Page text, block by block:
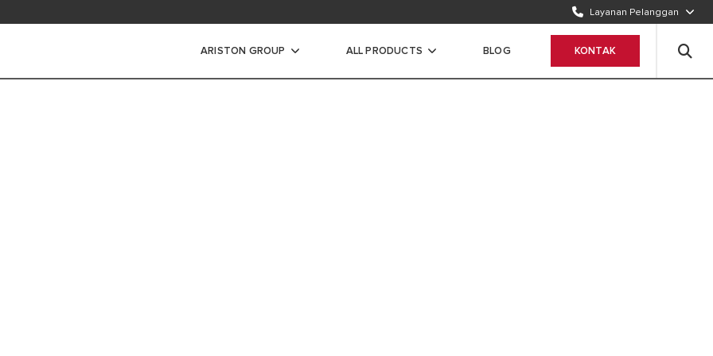
Layanan Pelanggan
area
ARISTON GROUP ALL PRODUCTS BLOG KONTAK